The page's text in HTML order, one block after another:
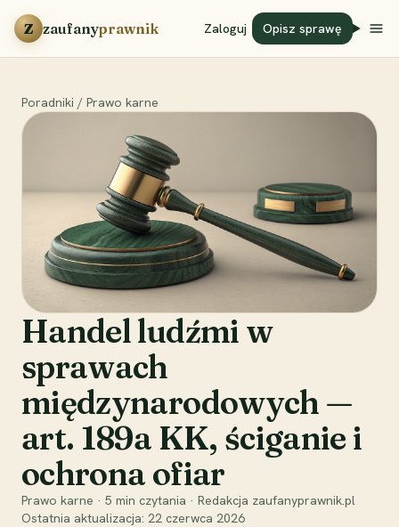
Przejdź do treści
Z zaufanyprawnik Zaloguj Opisz sprawę
Poradniki / Prawo karne
Handel ludźmi w
sprawach
międzynarodowych —
art. 189a KK, ściganie i
ochrona ofiar
Prawo karne · 5 min czytania · Redakcja zaufanyprawnik.pl
Ostatnia aktualizacja: 22 czerwca 2026